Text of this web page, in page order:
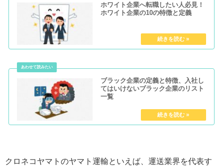
ホワイト企業へ転職したい人必見！
ホワイト企業の10の特徴と定義
ブラック企業の定義と特徴、入社し
てはいけないブラック企業のリスト
一覧
クロネコヤマトのヤマト運輸といえば、運送業界を代表す